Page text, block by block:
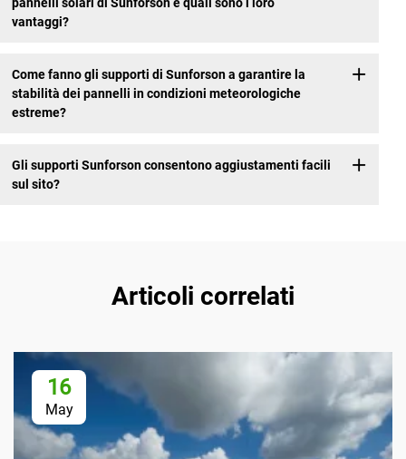
vantaggi?
Come fanno gli supporti di Sunforson a garantire la
stabilità dei pannelli in condizioni meteorologiche
estreme?
Gli supporti Sunforson consentono aggiustamenti facili
sul sito?
Articoli correlati
16
May